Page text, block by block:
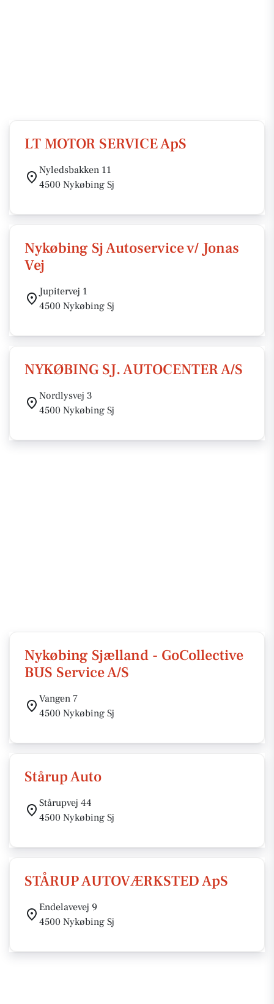
LT MOTOR SERVICE ApS
Nyledsbakken 11
4500 Nykøbing Sj
Nykøbing Sj Autoservice v/ Jonas
Vej
Jupitervej 1
4500 Nykøbing Sj
NYKØBING SJ. AUTOCENTER A/S
Nordlysvej 3
4500 Nykøbing Sj
Nykøbing Sjælland - GoCollective
BUS Service A/S
Vangen 7
4500 Nykøbing Sj
Stårup Auto
Stårupvej 44
4500 Nykøbing Sj
STÅRUP AUTOVÆRKSTED ApS
Endelavevej 9
4500 Nykøbing Sj